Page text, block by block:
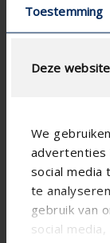
Toestemming
Deze
We
advertenties
social media
te
gebruik van
social